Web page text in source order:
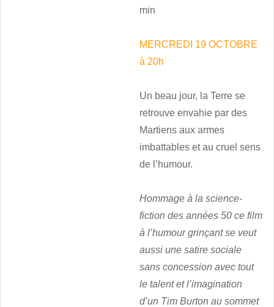
min
MERCREDI 19 OCTOBRE
à 20h
Un beau jour, la Terre se
retrouve envahie par des
Martiens aux armes
imbattables et au cruel sens
de l’humour.
Hommage à la science-
fiction des années 50 ce film
à l’humour grinçant se veut
aussi une satire sociale
sans concession avec tout
le talent et l’imagination
d’un Tim Burton au sommet